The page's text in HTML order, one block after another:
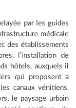
par les guides
médicale
des établissements
l’installation de
hôtels, auxquels il
qui proposent à
canaux vénitiens,
le paysage urbain